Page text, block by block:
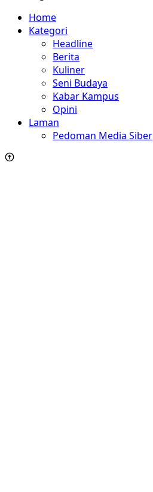
Home
Kategori
Headline
Berita
Kuliner
Seni Budaya
Kabar Kampus
Opini
Laman
Pedoman Media Siber